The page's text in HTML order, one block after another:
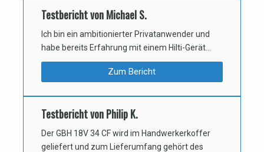
Testbericht von Michael S.
Ich bin ein ambitionierter Privatanwender und
habe bereits Erfahrung mit einem Hilti-Gerät…
Zum Bericht
Testbericht von Philip K.
Der GBH 18V 34 CF wird im Handwerkerkoffer
geliefert und zum Lieferumfang gehört des